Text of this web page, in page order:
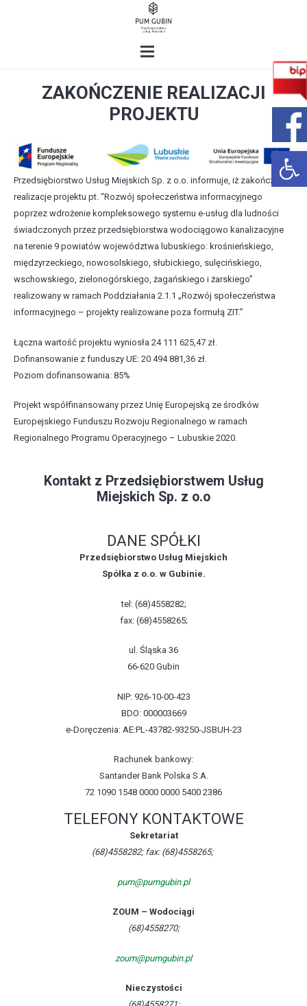
ZAKOŃCZENIE REALIZACJI
PROJEKTU
Przedsiębiorstwo Usług Miejskich Sp. z o.o. informuje, iż zakończył
realizacje projektu pt. “Rozwój społeczeństwa informacyjnego
poprzez wdrożenie kompleksowego systemu e-usług dla ludności
świadczonych przez przedsiębiorstwa wodociągowo kanalizacyjne
na terenie 9 powiatów województwa lubuskiego: krośnieńskiego,
międzyrzeckiego, nowosolskiego, słubickiego, sulęcińskiego,
wschowskiego, zielonogórskiego, żagańskiego i żarskiego”
realizowany w ramach Poddziałania 2.1.1 „Rozwój społeczeństwa
informacyjnego – projekty realizowane poza formułą ZIT.”
Łączna wartość projektu wyniosła 24 111 625,47 zł.
Dofinansowanie z funduszy UE: 20 494 881,36 zł.
Poziom dofinansowania: 85%
Projekt współfinansowany przez Unię Europejską ze środków
Europejskiego Funduszu Rozwoju Regionalnego w ramach
Regionalnego Programu Operacyjnego – Lubuskie 2020.
Kontakt z Przedsiębiorstwem Usług
Miejskich Sp. z o.o
DANE SPÓŁKI
Przedsiębiorstwo Usług Miejskich
Spółka z o.o. w Gubinie.
tel: (68)4558282;
fax: (68)4558265;
ul. Śląska 36
66-620 Gubin
NIP: 926-10-00-423
BDO: 000003669
e-Doręczenia: AE:PL-43782-93250-JSBUH-23
Rachunek bankowy:
Santander Bank Polska S.A.
72 1090 1548 0000 0000 5400 2386
TELEFONY KONTAKTOWE
Sekretariat
(68)4558282; fax: (68)4558265;
pum@pumgubin.pl
ZOUM – Wodociągi
(68)4558270;
zoum@pumgubin.pl
Nieczystości